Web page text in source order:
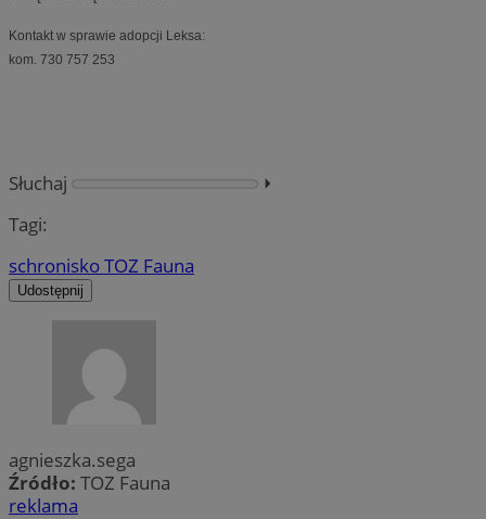
Kontakt w sprawie adopcji Leksa:
kom. 730 757 253
Słuchaj
⏵︎
Tagi:
schronisko TOZ Fauna
Udostępnij
agnieszka.sega
Źródło: TOZ Fauna
reklama